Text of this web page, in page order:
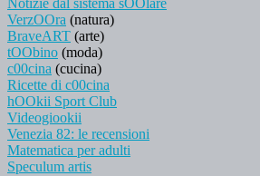
Notizie dal sistema sOOlare
VerzOOra (natura)
BraveART (arte)
tOObino (moda)
c00cina (cucina)
Ricette di c00cina
hOOkii Sport Club
Videogiookii
Venezia 82: le recensioni
Matematica per adulti
Speculum artis